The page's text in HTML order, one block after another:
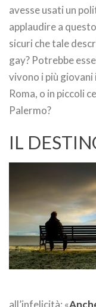
avesse usati un
applaudire a
sicuri che tale
gay? Potrebbe
vivono i più giovani
Roma, o in piccoli
Palermo?
IL
all’infelicità: «